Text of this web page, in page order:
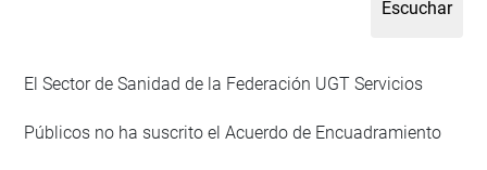
El Sector de Sanidad de la Federación UGT Servicios
Públicos no ha suscrito el Acuerdo de Encuadramiento